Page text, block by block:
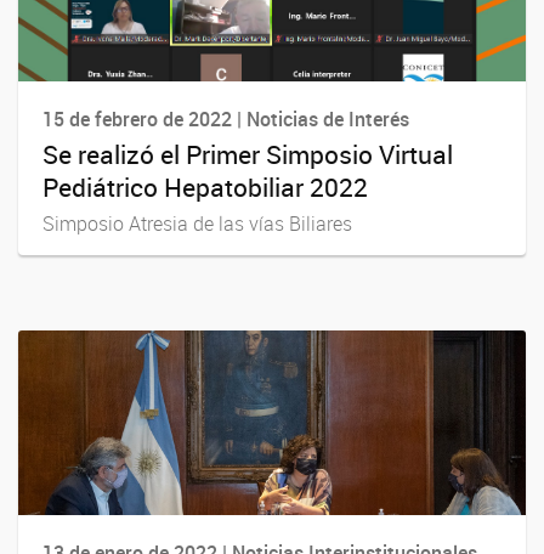
15 de febrero de 2022 | Noticias de Interés
Se realizó el Primer Simposio Virtual
Pediátrico Hepatobiliar 2022
Simposio Atresia de las vías Biliares